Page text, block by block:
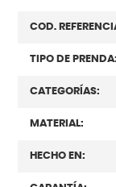
COD.
TIPO DE PRENDA:
CATEGORÍAS:
MATERIAL:
HECHO EN: